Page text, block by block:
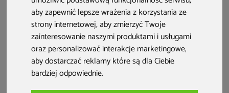
aby zapewnić lepsze wrażenia z korzystania ze
strony internetowej,aby zmierzyć Twoje
zainteresowanie naszymi produktami i usługami
oraz personalizować interakcje marketingowe,
aby dostarczać reklamy które są dla Ciebie
bardziej odpowiednie.
Jakie elementy sprawią, że stanie się funkcjonalną strefą
komfortu i relaksu, stanowiąc niejako przedłużenie salonu
lub sypialni? Poznaj sprawdzone pomysły aranżacyjne i
stwórz piękny, modny balkon!